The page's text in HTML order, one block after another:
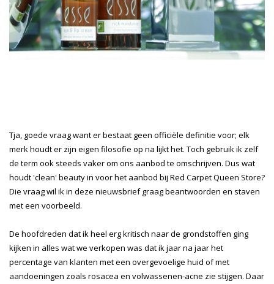
Tja, goede vraag want er bestaat geen officiële definitie voor; elk
merk houdt er zijn eigen filosofie op na lijkt het. Toch gebruik ik zelf
de term ook steeds vaker om ons aanbod te omschrijven. Dus wat
houdt 'clean' beauty in voor het aanbod bij Red Carpet Queen Store?
Die vraag wil ik in deze nieuwsbrief graag beantwoorden en staven
met een voorbeeld.
De hoofdreden dat ik heel erg kritisch naar de grondstoffen ging
kijken in alles wat we verkopen was dat ik jaar na jaar het
percentage van klanten met een overgevoelige huid of met
aandoeningen zoals rosacea en volwassenen-acne zie stijgen. Daar